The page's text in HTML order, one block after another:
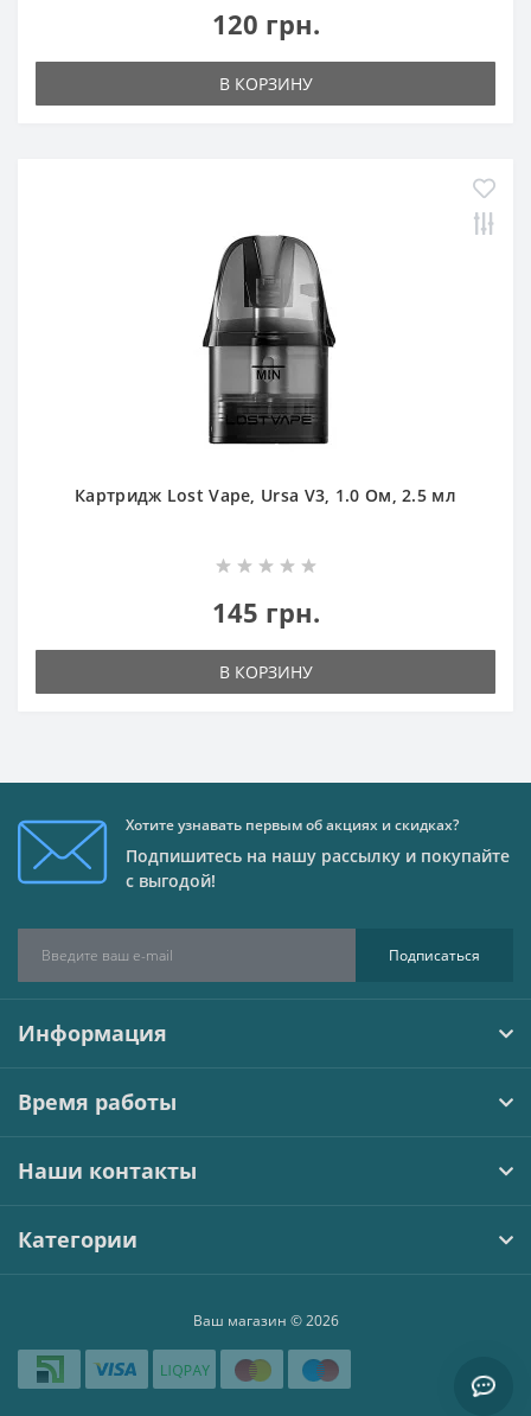
120 грн.
В КОРЗИНУ
Картридж Lost Vape, Ursa V3, 1.0 Ом, 2.5 мл
145 грн.
В КОРЗИНУ
Хотите узнавать первым об акциях и скидках?
Подпишитесь на нашу рассылку и покупайте
с выгодой!
Подписаться
Информация
Время работы
Наши контакты
Категории
Ваш магазин © 2026